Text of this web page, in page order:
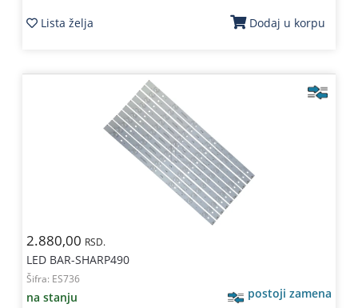
Lista želja Dodaj u korpu
2.880,00 RSD.
LED BAR-SHARP490
Šifra: ES736
na stanju postoji zamena